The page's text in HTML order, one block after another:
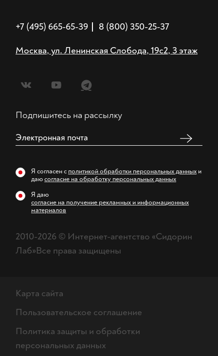
+7 (495) 665-65-39 8 (800) 350-25-37
Москва, ул. Ленинская Слобода, 19с2, 3 этаж
Подпишитесь на рассылку
Электронная почта
Я согласен с политикой обработки персональных данных и
даюсогласие на обработку персональных данных
Я даю
согласие на получение рекламных и информационных
материалов
2010-2026 © Интернет-агентство «Сидорин
Лаб»Все права защищены
Карта сайта
Пользовательское соглашение
Политика защиты и обработки
персональных данных